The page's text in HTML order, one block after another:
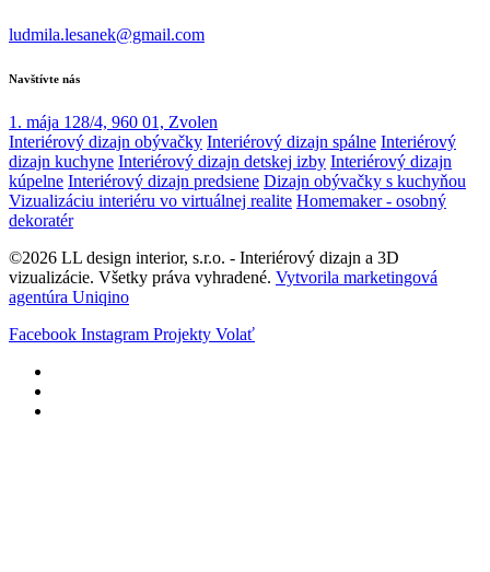
ludmila.lesanek@gmail.com
Navštívte nás
1. mája 128/4, 960 01, Zvolen
Interiérový dizajn obývačky Interiérový dizajn spálne Interiérový
dizajn kuchyne Interiérový dizajn detskej izby Interiérový dizajn
kúpelne Interiérový dizajn predsiene Dizajn obývačky s kuchyňou
Vizualizáciu interiéru vo virtuálnej realite Homemaker - osobný
dekoratér
©2026 LL design interior, s.r.o. - Interiérový dizajn a 3D
vizualizácie. Všetky práva vyhradené. Vytvorila marketingová
agentúra Uniqino
Facebook Instagram Projekty Volať